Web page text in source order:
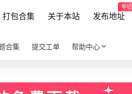
打包合集 关于本站 发布地址
牢记
合集 提交工单 帮助中心